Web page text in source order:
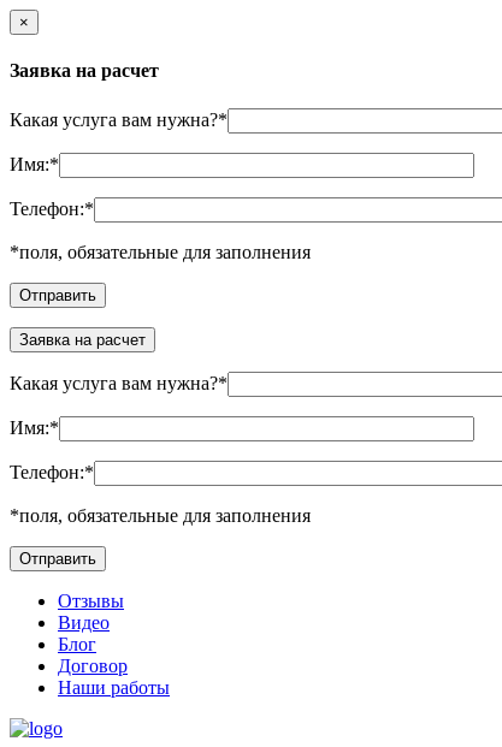
×
Заявка на расчет
Какая услуга вам нужна?*
Имя:*
Телефон:*
*поля, обязательные для заполнения
Заявка на расчет
Какая услуга вам нужна?*
Имя:*
Телефон:*
*поля, обязательные для заполнения
Отзывы
Видео
Блог
Договор
Наши работы